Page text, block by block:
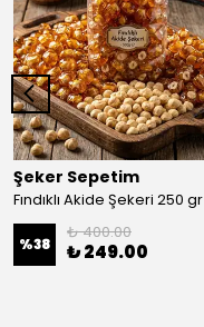
Şeker Sepetim
Fındıklı Akide Şekeri 250 gr
%38
₺ 400.00
₺ 249.00